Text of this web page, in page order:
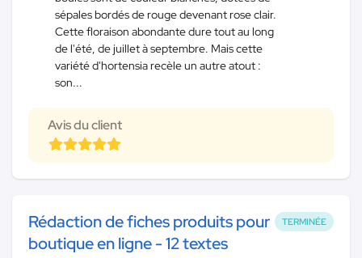
sépales bordés de rouge devenant rose clair.
Cette floraison abondante dure tout au long
de l'été, de juillet à septembre. Mais cette
variété d'hortensia recèle un autre atout :
son...
Avis du client
TERMINÉE
Rédaction de fiches produits pour
boutique en ligne - 12 textes